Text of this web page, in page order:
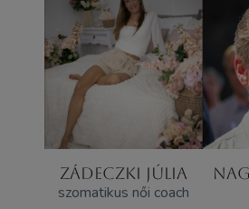
ZÁDECZKI JÚLIA
szomatikus női coach